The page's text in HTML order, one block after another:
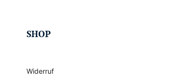
SHOP
Widerruf